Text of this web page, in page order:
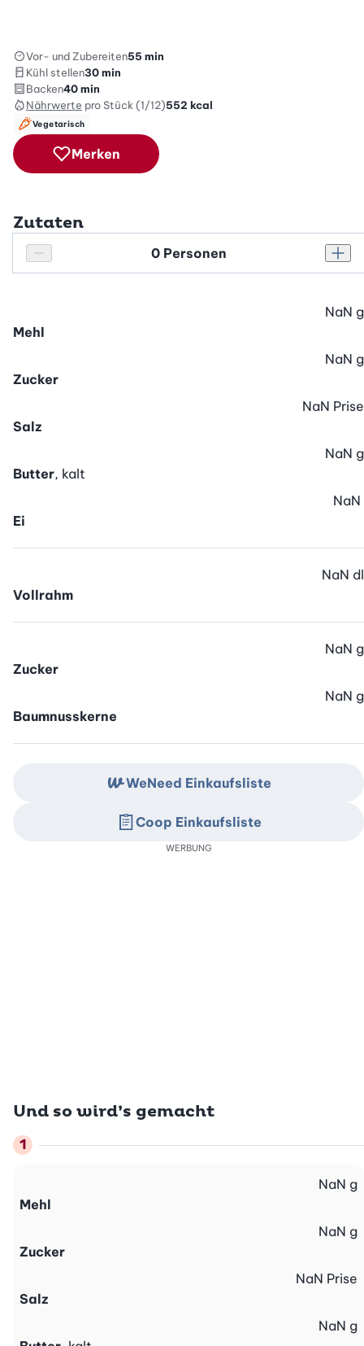
Vor- und Zubereiten55 min
Kühl stellen30 min
Backen40 min
Nährwerte pro Stück (1/12)552 kcal
Vegetarisch
Merken
Zutaten
Personenanzahl verringern
Personenanzahl
Mehl
NaN g
Zucker
NaN g
Salz
NaN Prise
Butter, kalt
NaN g
Ei
NaN
Vollrahm
NaN dl
Zucker
NaN g
Baumnusskerne
NaN g
Und so wird’s gemacht
Mehl
NaN g
Zucker
NaN g
Salz
NaN Prise
NaN g
WeNeed Einkaufsliste
Coop Einkaufsliste
WERBUNG